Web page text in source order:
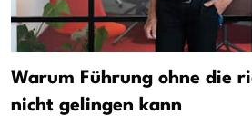
Warum Führung ohne die
nicht gelingen kann